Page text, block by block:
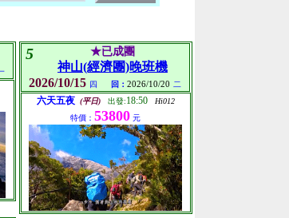
大霸尖山
27日屏風山
10/2日玉山前五峰
日 合歡山五座
13日能高安東軍縱走
日 干卓萬下武界縱走
日 志佳陽
日 加羅湖
18日 玉山群峰
17日 雪山主東峰
27日 南二段
27日新康橫段縱走
5 ★已成團
神山(經濟團)晚班機
2026/10/15 四 回： 2026/10/20 二
六天五夜 (平日) 出發:18:50
Hi012
特價： 53800 元